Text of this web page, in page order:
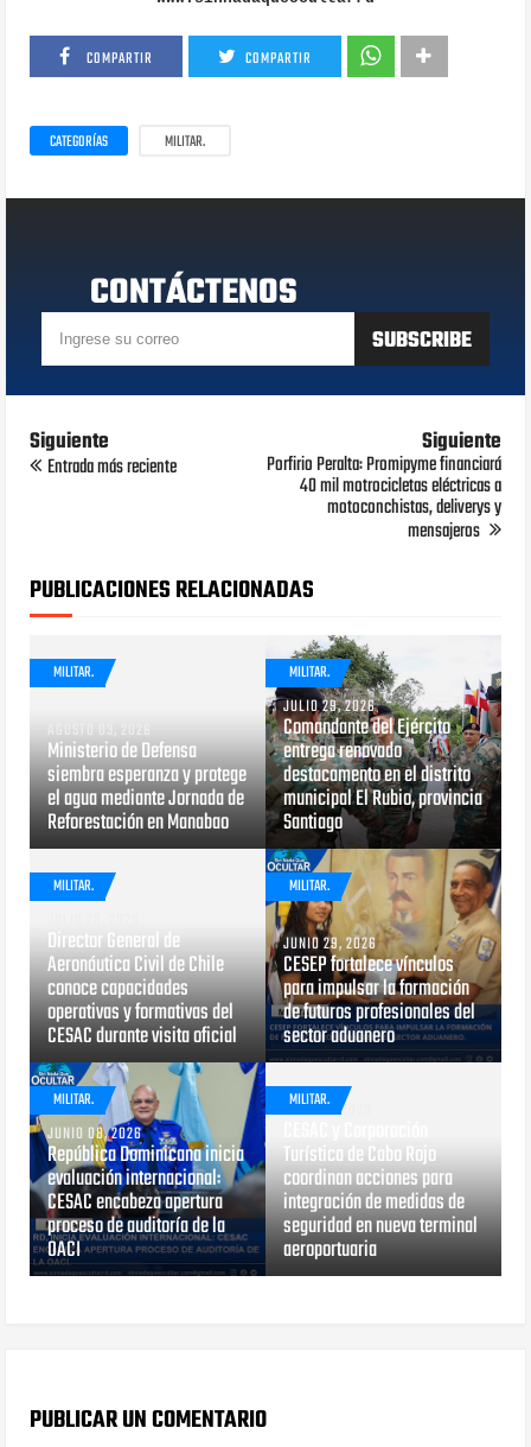
COMPARTIR COMPARTIR
CATEGORÍAS MILITAR.
CONTÁCTENOS
Siguiente
Entrada más reciente
Siguiente
Porfirio Peralta: Promipyme financiará
40 mil motrocicletas eléctricas a
motoconchistas, deliverys y
mensajeros
PUBLICACIONES RELACIONADAS
MILITAR.
AGOSTO 03, 2026
Ministerio de Defensa
siembra esperanza y protege
el agua mediante Jornada de
Reforestación en Manabao
MILITAR.
JULIO 29, 2026
Comandante del Ejército
entrega renovado
destacamento en el distrito
municipal El Rubio, provincia
Santiago
MILITAR.
Director General de
Aeronáutica Civil de Chile
conoce capacidades
operativas y formativas del
CESAC durante visita oficial
MILITAR.
JUNIO 29, 2026
CESEP fortalece vínculos
para impulsar la formación
de futuros profesionales del
sector aduanero
MILITAR.
JUNIO 08, 2026
República Dominicana inicia
evaluación internacional:
CESAC encabeza apertura
proceso de auditoría de la
OACI
MILITAR.
MAYO 13, 2026
Turística de Cabo Rojo
coordinan acciones para
integración de medidas de
seguridad en nueva terminal
aeroportuaria
PUBLICAR UN COMENTARIO